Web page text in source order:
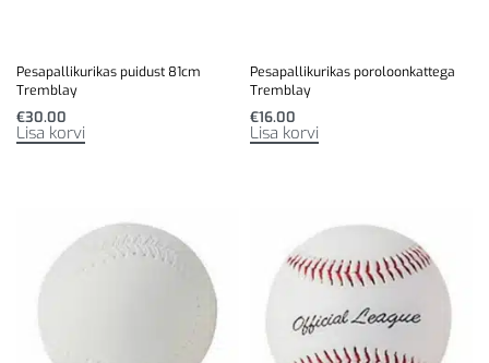
Pesapallikurikas puidust 81cm
Tremblay
€30.00
Lisa korvi
Pesapallikurikas poroloonkattega
Tremblay
€16.00
Lisa korvi